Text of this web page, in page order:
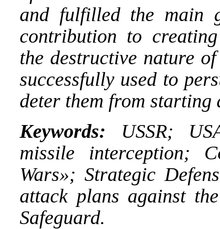
and fulfilled the main
contribution to
the destructive nature
successfully used to
deter them from
Keywords: USSR;
missile interception;
Wars»; Strategic
attack plans against
Safeguard.